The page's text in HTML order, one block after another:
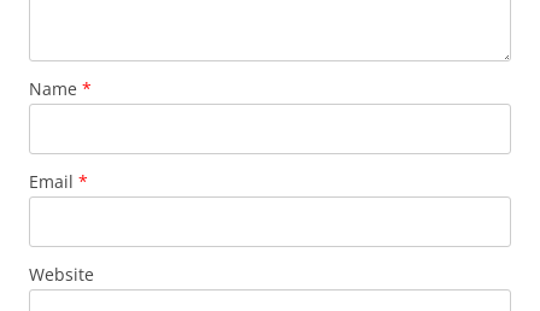
Name *
Email *
Website